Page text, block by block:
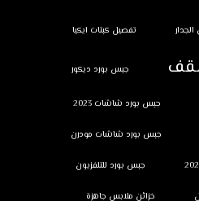
تفصيل كبتات ايكيا
جبس بورد ديكور
جبس بورد شاشات 2023
جبس بورد شاشات مودرن
جبس بورد للتلفزيون
خزائن ملابس جاهزة